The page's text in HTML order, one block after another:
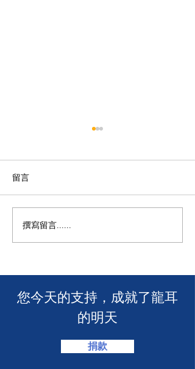
🧯 【推動資訊無障礙！龍
耳為葵盛西邨消防安全簡
留言
撰寫留言......
​您今天的支持，成就了龍耳
的明天
捐款